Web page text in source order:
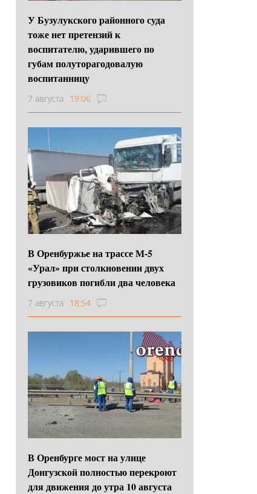
У Бузулукского районного суда
тоже нет претензий к
воспитателю, ударившего по
губам полуторагодовалую
воспитанницу
7 августа 19:06
В Оренбуржье на трассе М-5
«Урал» при столкновении двух
грузовиков погибли два человека
7 августа 18:54
В Оренбурге мост на улице
Донгузской полностью перекроют
для движения до утра 10 августа